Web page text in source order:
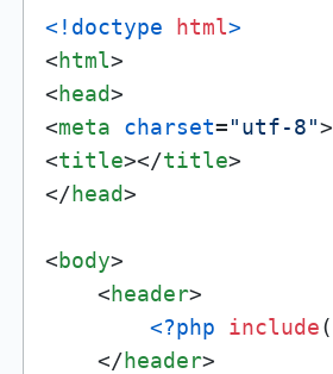
<!doctype html>
<html>
<head>
<meta charset="utf-8">
<title></title>
</head>
<body>
<header>
<?php
include(
</header>